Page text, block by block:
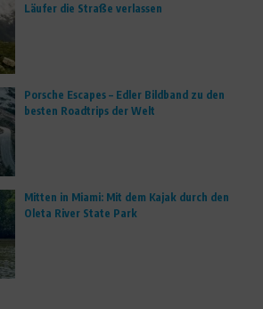
Läufer die Straße verlassen
Porsche Escapes – Edler Bildband zu den
besten Roadtrips der Welt
Mitten in Miami: Mit dem Kajak durch den
Oleta River State Park